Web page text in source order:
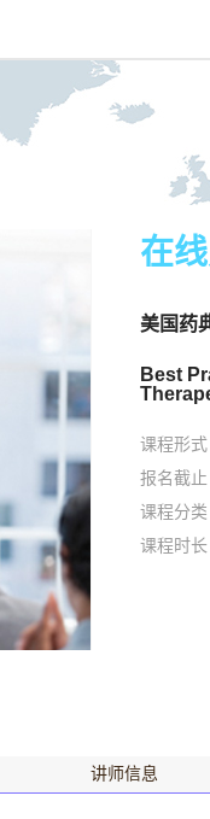
在
美国药
Best
课程形式
报名截止
课程分类
课程时长
讲师信息